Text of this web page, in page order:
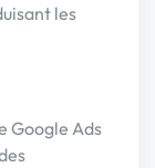
les
Google Ads